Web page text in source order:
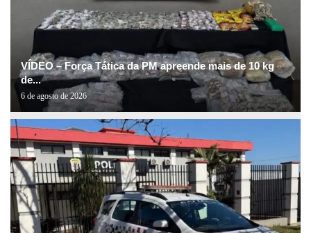
VÍDEO – Força Tática da PM apreende mais de 10 kg
de...
6 de agosto de 2026